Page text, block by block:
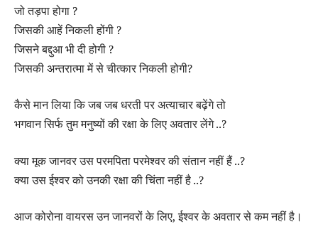
जो तड़पा होगा ?
जिसकी आहें निकली होंगी ?
जिसने बद्दुआ भी दी होगी ?
जिसकी अन्तरात्मा में से चीत्कार निकली होगी?
कैसे मान लिया कि जब जब धरती पर अत्याचार बढ़ेंगे तो
भगवान सिर्फ तुम मनुष्यों की रक्षा के लिए अवतार लेंगे ..?
क्या मूक जानवर उस परमपिता परमेश्वर की संतान नहीं हैं ..?
क्या उस ईश्वर को उनकी रक्षा की चिंता नहीं है ..?
आज कोरोना वायरस उन जानवरों के लिए, ईश्वर के अवतार से कम नहीं है।